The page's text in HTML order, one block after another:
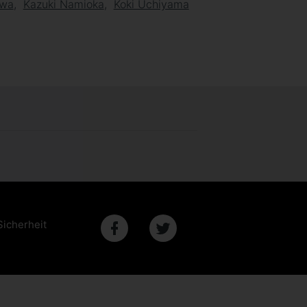
Kazuki Namioka
Koki Uchiyama